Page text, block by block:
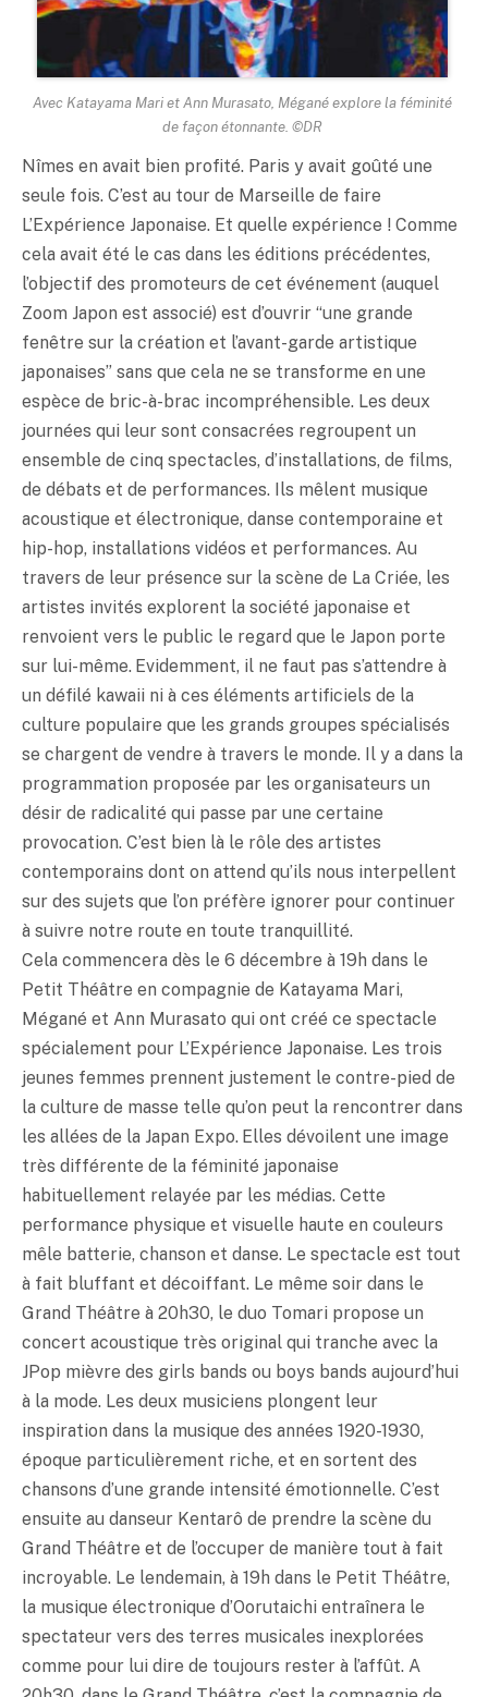
Avec Katayama Mari et Ann Murasato, Mégané explore la féminité
de façon étonnante. ©DR
Nîmes en avait bien profité. Paris y avait goûté une
seule fois. C’est au tour de Marseille de faire
L’Expérience Japonaise. Et quelle expérience ! Comme
cela avait été le cas dans les éditions précédentes,
l’objectif des promoteurs de cet événement (auquel
Zoom Japon est associé) est d’ouvrir “une grande
fenêtre sur la création et l’avant-garde artistique
japonaises” sans que cela ne se transforme en une
espèce de bric-à-brac incompréhensible. Les deux
journées qui leur sont consacrées regroupent un
ensemble de cinq spectacles, d’installations, de films,
de débats et de performances. Ils mêlent musique
acoustique et électronique, danse contemporaine et
hip-hop, installations vidéos et performances. Au
travers de leur présence sur la scène de La Criée, les
artistes invités explorent la société japonaise et
renvoient vers le public le regard que le Japon porte
sur lui-même. Evidemment, il ne faut pas s’attendre à
un défilé kawaii ni à ces éléments artificiels de la
culture populaire que les grands groupes spécialisés
se chargent de vendre à travers le monde. Il y a dans la
programmation proposée par les organisateurs un
désir de radicalité qui passe par une certaine
provocation. C’est bien là le rôle des artistes
contemporains dont on attend qu’ils nous interpellent
sur des sujets que l’on préfère ignorer pour continuer
à suivre notre route en toute tranquillité.
Cela commencera dès le 6 décembre à 19h dans le
Petit Théâtre en compagnie de Katayama Mari,
Mégané et Ann Murasato qui ont créé ce spectacle
spécialement pour L’Expérience Japonaise. Les trois
jeunes femmes prennent justement le contre-pied de
la culture de masse telle qu’on peut la rencontrer dans
les allées de la Japan Expo. Elles dévoilent une image
très différente de la féminité japonaise
habituellement relayée par les médias. Cette
performance physique et visuelle haute en couleurs
mêle batterie, chanson et danse. Le spectacle est tout
à fait bluffant et décoiffant. Le même soir dans le
Grand Théâtre à 20h30, le duo Tomari propose un
concert acoustique très original qui tranche avec la
JPop mièvre des girls bands ou boys bands aujourd’hui
à la mode. Les deux musiciens plongent leur
inspiration dans la musique des années 1920-1930,
époque particulièrement riche, et en sortent des
chansons d’une grande intensité émotionnelle. C’est
ensuite au danseur Kentarô de prendre la scène du
Grand Théâtre et de l’occuper de manière tout à fait
incroyable. Le lendemain, à 19h dans le Petit Théâtre,
la musique électronique d’Oorutaichi entraînera le
spectateur vers des terres musicales inexplorées
comme pour lui dire de toujours rester à l’affût. A